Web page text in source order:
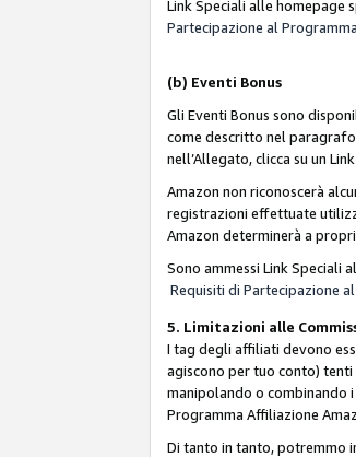
Link Speciali alle homepage
Partecipazione al
(b) Eventi Bonus
Gli Eventi Bonus sono
come descritto nel
nell’Allegato, clicca su un
Amazon non riconoscerà
registrazioni effettuate
Amazon determinerà a
Sono ammessi Link Speciali
Requisiti di Partecipazione
5. Limitazioni alle
I tag degli affiliati devono
agiscono per tuo conto)
manipolando o combinando
Programma Affiliazione
Di tanto in tanto, potremmo